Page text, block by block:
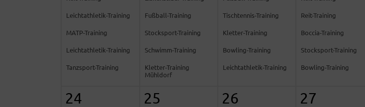
Leichtathletik-Training
MATP-Training
Leichtathletik-Training
Tanzsport-Training
Fußball-Training
Stocksport-Training
Schwimm-Training
Kletter-Training
Mühldorf
Tischtennis-Training
Kletter-Training
Bowling-Training
Leichtathletik-Training
Reit-Training
Boccia-Training
Stocksport-Training
Bowling-Training
24 25 26 27